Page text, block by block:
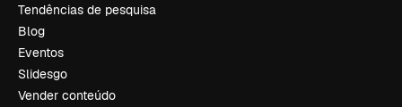
Tendências de pesquisa
Blog
Eventos
Slidesgo
Vender conteúdo